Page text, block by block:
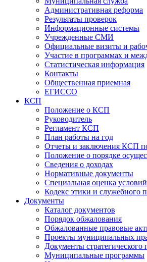
Административная реформа
Результаты проверок
Информационные системы
Учрежденные СМИ
Официальные визиты и
Участие в программах и
Статистическая информация
Контакты
Общественная приемная
ЕГИССО
КСП
Положение о КСП
Руководитель
Регламент КСП
План работы на год
Отчеты и заключения КСП
Положение о порядке
Сведения о доходах
Нормативные документы
Специальная оценка условий
Кодекс этики и служебного
Документы
Каталог документов
Порядок обжалования
Обжалованные правовые
Проекты муниципальных
Документы стратегического
Муниципальные программы